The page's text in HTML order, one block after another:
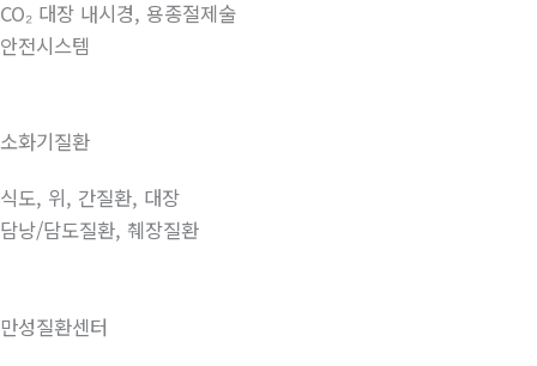
CO₂ 대장 내시경, 용종절제술
안전시스템
소화기질환
식도, 위, 간질환, 대장
담낭/담도질환, 췌장질환
만성질환센터